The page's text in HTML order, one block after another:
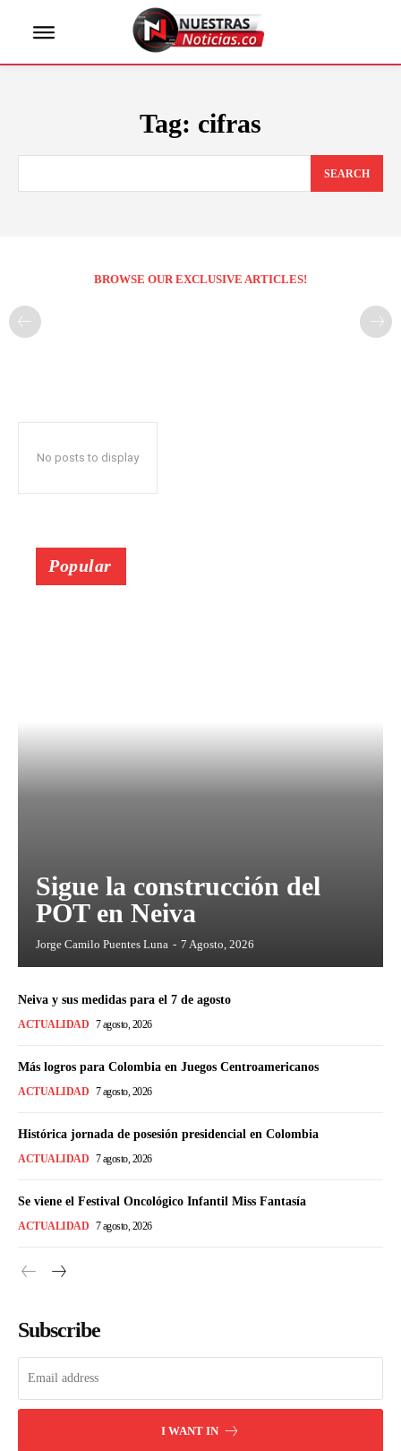
Tag: cifras
SEARCH
BROWSE OUR EXCLUSIVE ARTICLES!
No posts to display
Popular
Sigue la construcción del
POT en Neiva
Jorge Camilo Puentes Luna - 7 Agosto, 2026
Neiva y sus medidas para el 7 de agosto
ACTUALIDAD 7 agosto, 2026
Más logros para Colombia en Juegos Centroamericanos
ACTUALIDAD 7 agosto, 2026
Histórica jornada de posesión presidencial en Colombia
ACTUALIDAD 7 agosto, 2026
Se viene el Festival Oncológico Infantil Miss Fantasía
ACTUALIDAD 7 agosto, 2026
Subscribe
I WANT IN